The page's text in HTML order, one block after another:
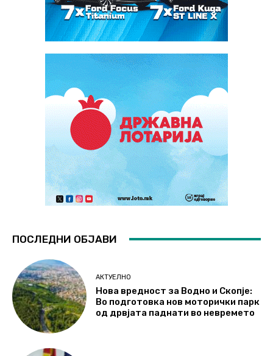
ПОСЛЕДНИ ОБЈАВИ
АКТУЕЛНО
Нова вредност за Водно и Скопје:
Во подготовка нов моторички парк
од дрвјата паднати во невремето